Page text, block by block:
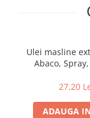
Carucioare pentru
Ulei masline
Abaco,
27,20
ADAUGA